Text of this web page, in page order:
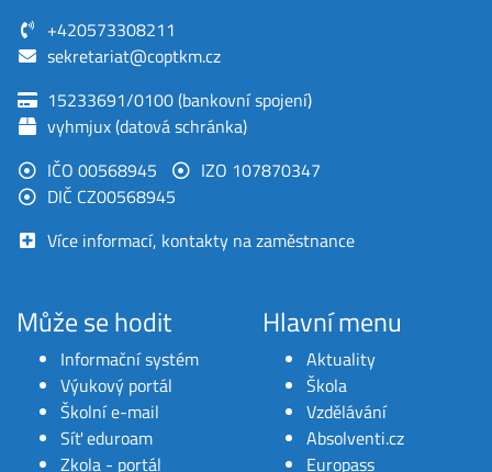
+420573308211
sekretariat@coptkm.cz
15233691/0100 (bankovní spojení)
vyhmjux (datová schránka)
IČO 00568945
IZO 107870347
DIČ CZ00568945
Více informací, kontakty na zaměstnance
Může se hodit
Informační systém
Výukový portál
Školní e-mail
Síť eduroam
Zkola - portál
Hlavní menu
Aktuality
Škola
Vzdělávání
Absolventi.cz
Europass